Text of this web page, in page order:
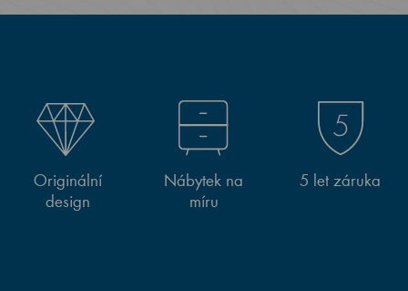
Originální
design
Nábytek na
míru
5 let záruka